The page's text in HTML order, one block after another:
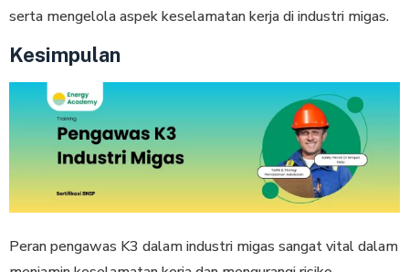
serta mengelola aspek keselamatan kerja di industri migas.
Kesimpulan
Peran pengawas K3 dalam industri migas sangat vital dalam